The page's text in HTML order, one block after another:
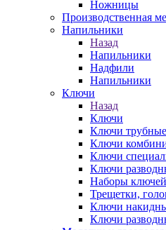
Ножницы
Производственная
Напильники
Назад
Напильники
Надфили
Напильники
Ключи
Назад
Ключи
Ключи трубные
Ключи
Ключи
Ключи
Наборы ключей
Трещетки,
Ключи
Ключи